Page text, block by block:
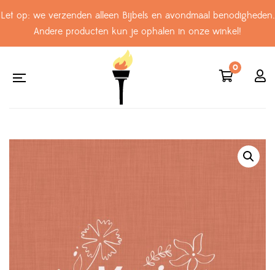
Let op: we verzenden alleen Bijbels en avondmaal benodigheden.
Andere producten kun je ophalen in onze winkel!
0